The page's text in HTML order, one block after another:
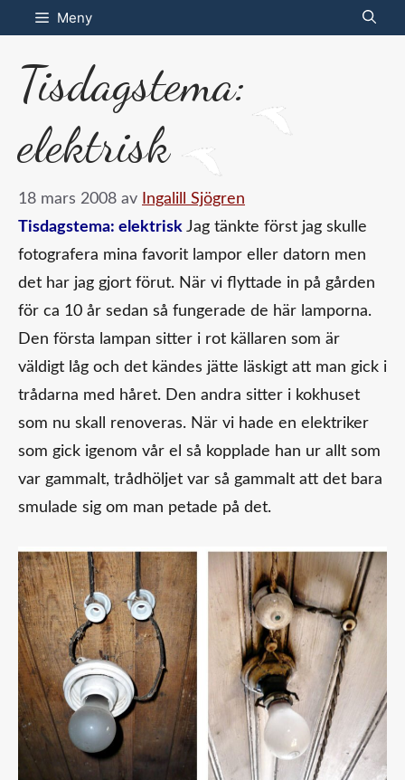
Hoppa
till
innehåll
Meny
Tisdagstema:
elektrisk
18 mars 2008 av
Ingalill Sjögren
Tisdagstema: elektrisk Jag tänkte först jag skulle
fotografera mina favorit lampor eller datorn men
det har jag gjort förut. När vi flyttade in på gården
för ca 10 år sedan så fungerade de här lamporna.
Den första lampan sitter i rot källaren som är
väldigt låg och det kändes jätte läskigt att man gick i
trådarna med håret. Den andra sitter i kokhuset
som nu skall renoveras. När vi hade en elektriker
som gick igenom vår el så kopplade han ur allt som
var gammalt, trådhöljet var så gammalt att det bara
smulade sig om man petade på det.